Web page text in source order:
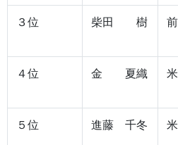
３位 柴田 樹
４位 金 夏織
５位 進藤 千冬